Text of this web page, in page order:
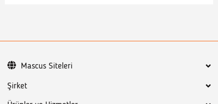
Şirket
Mascus Siteleri